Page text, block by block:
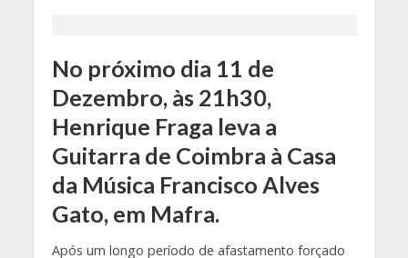
No próximo dia 11 de
Dezembro, às 21h30,
Henrique Fraga leva a
Guitarra de Coimbra à Casa
da Música Francisco Alves
Gato, em Mafra.
Após um longo período de afastamento forçado